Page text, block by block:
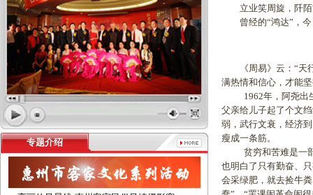
专题介绍
立业笑周旋，阡陌
曾经的“鸿达”，今
《周易》云：“天行
满热情和信心，才能
1962年，阿尧出生
父亲给儿子起了个文
弱，武行文衰，经济
瘦成一条筋。
贫穷和苦难是一部
也明白了只有勤奋、
会采绿肥，就去捡牛